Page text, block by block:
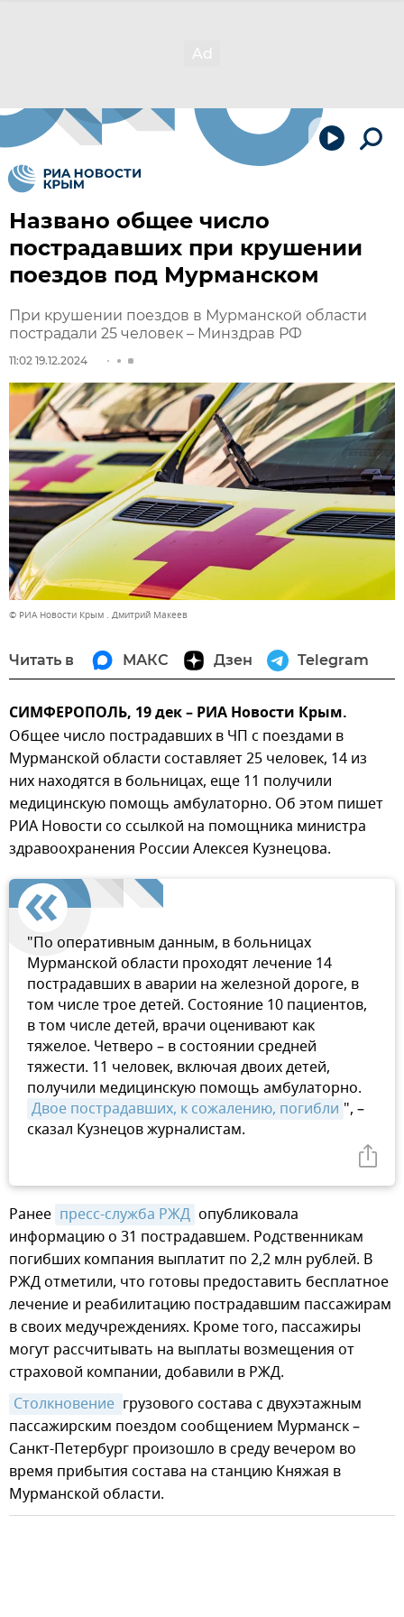
Названо общее число
пострадавших при крушении
поездов под Мурманском
При крушении поездов в Мурманской области
пострадали 25 человек – Минздрав РФ
11:02 19.12.2024
© РИА Новости Крым . Дмитрий Макеев
Читать в МАКС Дзен Telegram
СИМФЕРОПОЛЬ, 19 дек – РИА Новости Крым.
Общее число пострадавших в ЧП с поездами в
Мурманской области составляет 25 человек, 14 из
них находятся в больницах, еще 11 получили
медицинскую помощь амбулаторно. Об этом пишет
РИА Новости со ссылкой на помощника министра
здравоохранения России Алексея Кузнецова.
"По оперативным данным, в больницах
Мурманской области проходят лечение 14
пострадавших в аварии на железной дороге, в
том числе трое детей. Состояние 10 пациентов,
в том числе детей, врачи оценивают как
тяжелое. Четверо – в состоянии средней
тяжести. 11 человек, включая двоих детей,
получили медицинскую помощь амбулаторно.
Двое пострадавших, к сожалению, погибли ", –
сказал Кузнецов журналистам.
Ранее пресс-служба РЖД опубликовала
информацию о 31 пострадавшем. Родственникам
погибших компания выплатит по 2,2 млн рублей. В
РЖД отметили, что готовы предоставить бесплатное
лечение и реабилитацию пострадавшим пассажирам
в своих медучреждениях. Кроме того, пассажиры
могут рассчитывать на выплаты возмещения от
страховой компании, добавили в РЖД.
Столкновение грузового состава с двухэтажным
пассажирским поездом сообщением Мурманск –
Санкт-Петербург произошло в среду вечером во
время прибытия состава на станцию Княжая в
Мурманской области.